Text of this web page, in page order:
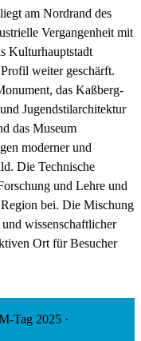
am Nordrand des
Vergangenheit mit
Kulturhauptstadt
weiter geschärft.
das Kaßberg-
Jugendstilarchitektur
das Museum
moderner und
Die Technische
und Lehre und
bei. Die Mischung
wissenschaftlicher
Ort für Besucher
Tag 2025 ·